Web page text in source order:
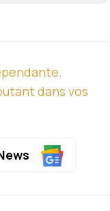
dans vos